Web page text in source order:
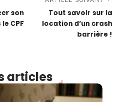
son
CPF
Tout savoir sur la
location d’un crash
barrière !
articles